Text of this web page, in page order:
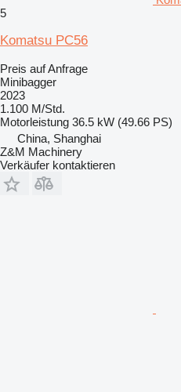
5
Komatsu PC56
Preis auf Anfrage
Minibagger
2023
1.100 M/Std.
Motorleistung 36.5 kW (49.66 PS)
China, Shanghai
Z&M Machinery
Verkäufer kontaktieren